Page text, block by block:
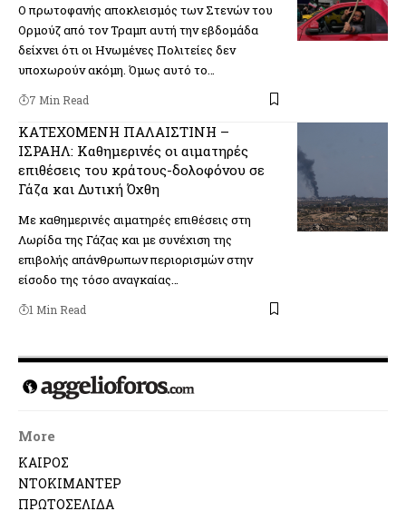
Ο πρωτοφανής αποκλεισμός των Στενών του
Ορμούζ από τον Τραμπ αυτή την εβδομάδα
δείχνει ότι οι Ηνωμένες Πολιτείες δεν
υποχωρούν ακόμη. Όμως αυτό το…
7 Min Read
ΚΑΤΕΧΟΜΕΝΗ ΠΑΛΑΙΣΤΙΝΗ –
ΙΣΡΑΗΛ: Καθημερινές οι αιματηρές
επιθέσεις του κράτους-δολοφόνου σε
Γάζα και Δυτική Όχθη
Με καθημερινές αιματηρές επιθέσεις στη
Λωρίδα της Γάζας και με συνέχιση της
επιβολής απάνθρωπων περιορισμών στην
είσοδο της τόσο αναγκαίας…
1 Min Read
More
ΚΑΙΡΟΣ
ΝΤΟΚΙΜΑΝΤΕΡ
ΠΡΩΤΟΣΕΛΙΔΑ